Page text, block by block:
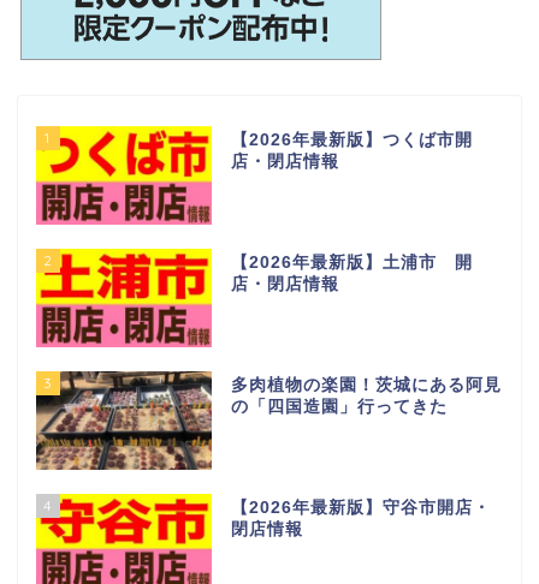
1
【2026年最新版】つくば市開
店・閉店情報
2
【2026年最新版】土浦市 開
店・閉店情報
3
多肉植物の楽園！茨城にある阿見
の「四国造園」行ってきた
4
【2026年最新版】守谷市開店・
閉店情報